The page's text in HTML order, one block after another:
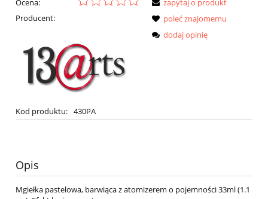
Ocena:
Producent:
Kod produktu: 430PA
zapytaj o produkt
poleć znajomemu
dodaj opinię
Opis
Mgiełka pastelowa, barwiąca z atomizerem o pojemności 33ml (1.1